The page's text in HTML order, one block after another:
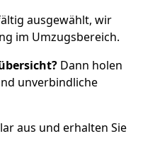
ausgewählt, wir
im Umzugsbereich.
Dann holen
unverbindliche
aus und erhalten Sie